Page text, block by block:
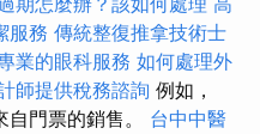
服務 傳統整復推拿技術士
業的眼科服務 如何處理外
師提供稅務諮詢 例如，
自門票的銷售。 台中中醫